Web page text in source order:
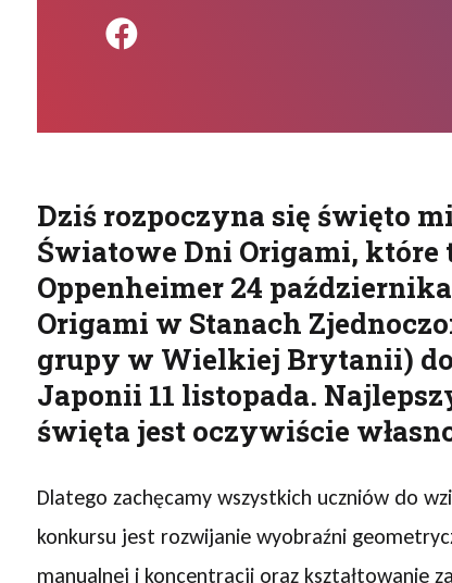
Podziel się na
Dziś rozpoczyna się święto
Światowe Dni Origami,
Oppenheimer 24
Origami w Stanach
grupy w Wielkiej Brytanii)
Japonii 11 listopada.
święta jest oczywiście
Dlatego zachęcamy wszystkich uczniów do
konkursu jest rozwijanie wyobraźni
manualnej i koncentracji oraz kształtowanie